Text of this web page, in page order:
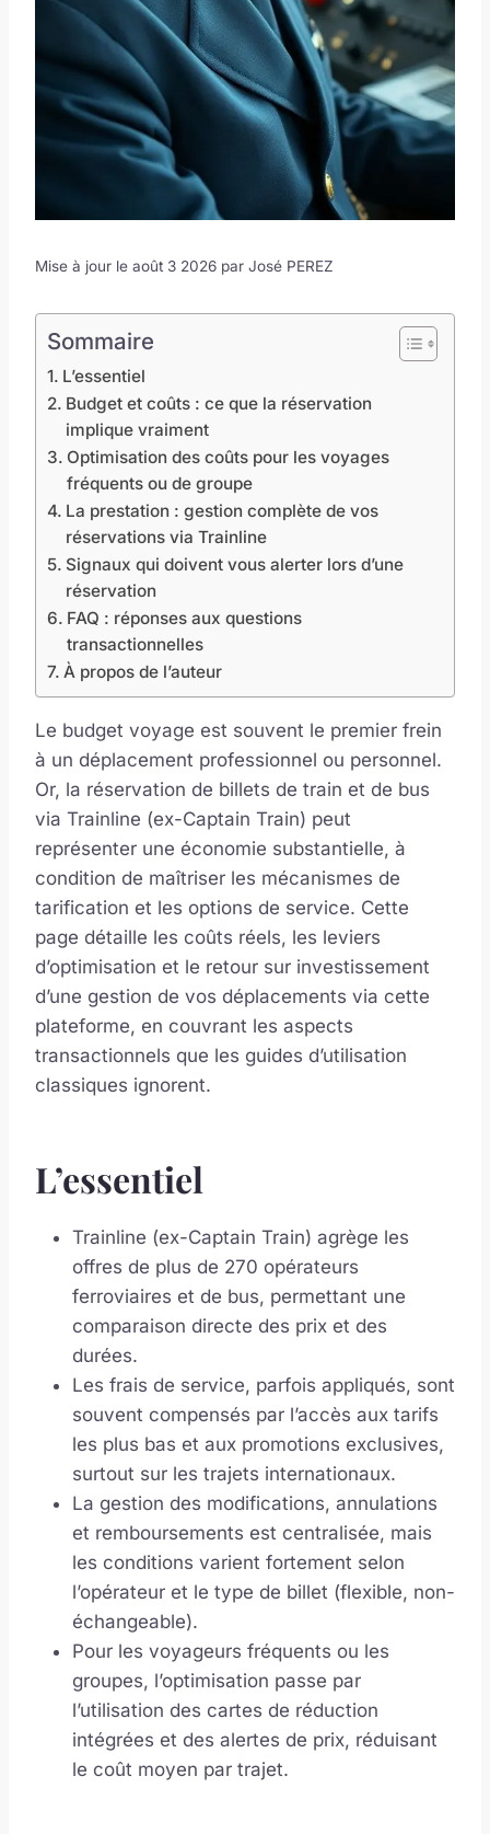
Mise à jour le août 3 2026 par José PEREZ
Sommaire
L’essentiel
Budget et coûts : ce que la réservation
implique vraiment
Optimisation des coûts pour les voyages
fréquents ou de groupe
La prestation : gestion complète de vos
réservations via Trainline
Signaux qui doivent vous alerter lors d’une
réservation
FAQ : réponses aux questions
transactionnelles
À propos de l’auteur
Le budget voyage est souvent le premier frein
à un déplacement professionnel ou personnel.
Or, la réservation de billets de train et de bus
via Trainline (ex-Captain Train) peut
représenter une économie substantielle, à
condition de maîtriser les mécanismes de
tarification et les options de service. Cette
page détaille les coûts réels, les leviers
d’optimisation et le retour sur investissement
d’une gestion de vos déplacements via cette
plateforme, en couvrant les aspects
transactionnels que les guides d’utilisation
classiques ignorent.
L’essentiel
Trainline (ex-Captain Train) agrège les
offres de plus de 270 opérateurs
ferroviaires et de bus, permettant une
comparaison directe des prix et des
durées.
Les frais de service, parfois appliqués, sont
souvent compensés par l’accès aux tarifs
les plus bas et aux promotions exclusives,
surtout sur les trajets internationaux.
La gestion des modifications, annulations
et remboursements est centralisée, mais
les conditions varient fortement selon
l’opérateur et le type de billet (flexible, non-
échangeable).
Pour les voyageurs fréquents ou les
groupes, l’optimisation passe par
l’utilisation des cartes de réduction
intégrées et des alertes de prix, réduisant
le coût moyen par trajet.